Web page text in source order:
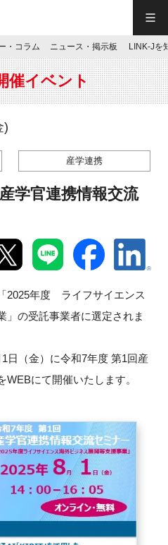
／EN
・コラム ニュース・掲示板 LINK-Jを
催イベント
)
産学連携
学官連携情報交流
2025年度 ライフサイエンス
」の受託事業者に選定されま
日（金）に令和7年度 第1回産
にて開催いたします。